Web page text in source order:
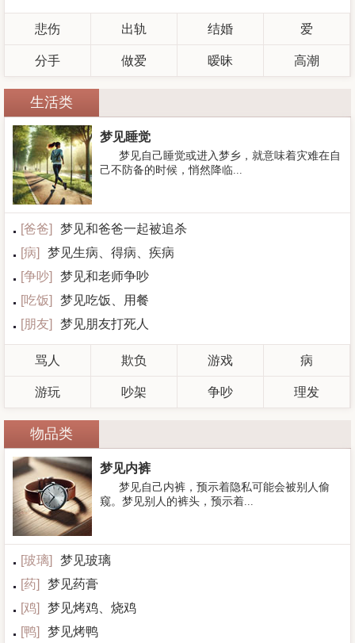
悲伤 出轨 结婚 爱
分手 做爱 暧昧 高潮
生活类
梦见睡觉
梦见自己睡觉或进入梦乡，就意味着灾难在自
己不防备的时候，悄然降临...
[爸爸]
梦见和爸爸一起被追杀
[病]
梦见生病、得病、疾病
[争吵]
梦见和老师争吵
[吃饭]
梦见吃饭、用餐
[朋友] 梦见朋友打死人
骂人 欺负 游戏 病
游玩 吵架 争吵 理发
物品类
梦见内裤
梦见自己内裤，预示着隐私可能会被别人偷
窥。梦见别人的裤头，预示着...
[玻璃]
梦见玻璃
[药]
梦见药膏
[鸡]
梦见烤鸡、烧鸡
[鸭] 梦见烤鸭